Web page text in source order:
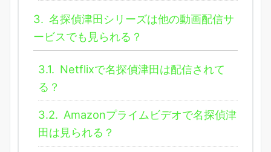
3. 名探偵津田シリーズは他の動画配信サ
ービスでも見られる？
3.1. Netflixで名探偵津田は配信されて
る？
3.2. Amazonプライムビデオで名探偵津
田は見られる？